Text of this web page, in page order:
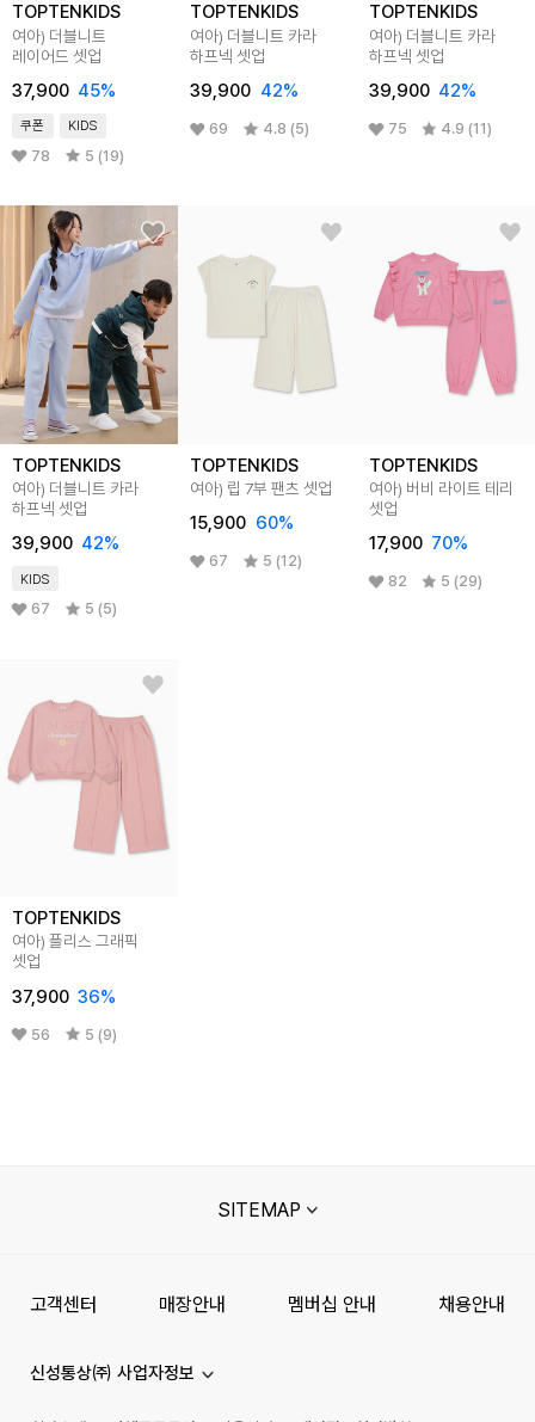
TOPTENKIDS
여아) 더블니트
레이어드 셋업
37,900 45%
쿠폰 KIDS
78 5 (19)
TOPTENKIDS
여아) 더블니트 카라
하프넥 셋업
39,900 42%
69 4.8 (5)
TOPTENKIDS
여아) 더블니트 카라
하프넥 셋업
39,900 42%
75 4.9 (11)
TOPTENKIDS
여아) 더블니트 카라
하프넥 셋업
39,900 42%
KIDS
67 5 (5)
TOPTENKIDS
여아) 립 7부 팬츠 셋업
15,900 60%
67 5 (12)
TOPTENKIDS
여아) 버비 라이트 테리
셋업
17,900 70%
82 5 (29)
TOPTENKIDS
여아) 플리스 그래픽
셋업
37,900 36%
56 5 (9)
SITEMAP
고객센터 매장안내 멤버십 안내 채용안내
신성통상㈜ 사업자정보